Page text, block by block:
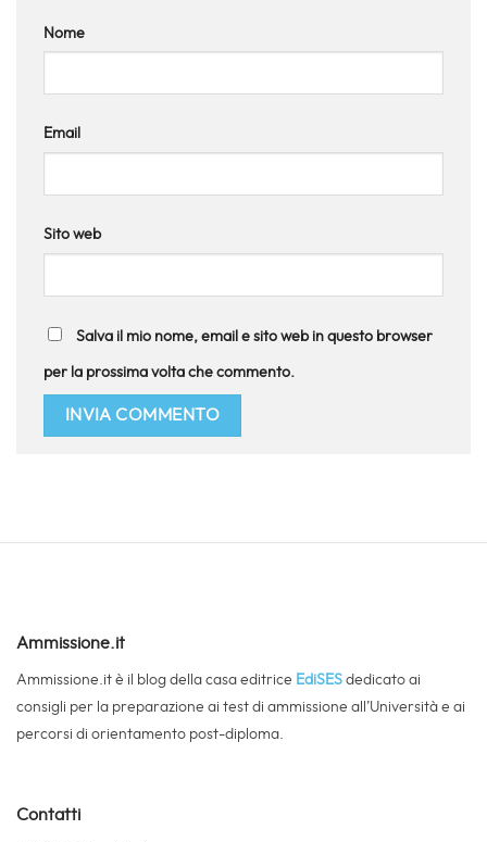
Nome
Email
Sito web
Salva il mio nome, email e sito web in questo browser
per la prossima volta che commento.
Ammissione.it
Ammissione.it è il blog della casa editrice EdiSES dedicato ai
consigli per la preparazione ai test di ammissione all’Università e ai
percorsi di orientamento post-diploma.
Contatti